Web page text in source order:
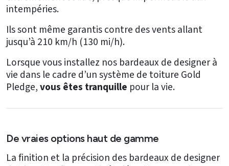
intempéries.
Ils sont même garantis contre des vents allant
jusqu’à 210 km/h (130 mi/h).
Lorsque vous installez nos bardeaux de designer à
vie dans le cadre d’un système de toiture Gold
Pledge,vous êtes tranquille pour la vie.
De vraies options haut de gamme
La finition et la précision des bardeaux de designer